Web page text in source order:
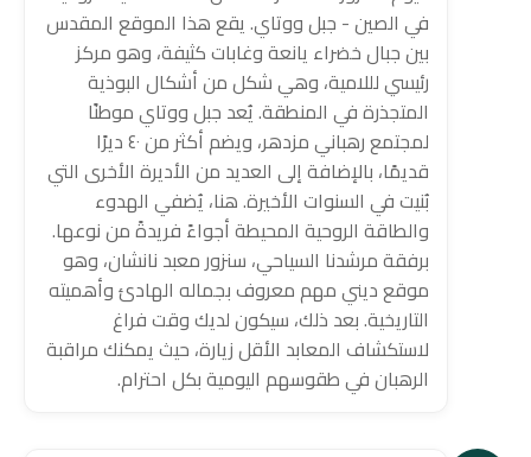
في الصين - جبل ووتاي. يقع هذا الموقع المقدس
بين جبال خضراء يانعة وغابات كثيفة، وهو مركز
رئيسي لللامية، وهي شكل من أشكال البوذية
المتجذرة في المنطقة. يُعد جبل ووتاي موطنًا
لمجتمع رهباني مزدهر، ويضم أكثر من ٤٠ ديرًا
قديمًا، بالإضافة إلى العديد من الأديرة الأخرى التي
بُنيت في السنوات الأخيرة. هنا، يُضفي الهدوء
والطاقة الروحية المحيطة أجواءً فريدةً من نوعها.
برفقة مرشدنا السياحي، سنزور معبد نانشان، وهو
موقع ديني مهم معروف بجماله الهادئ وأهميته
التاريخية. بعد ذلك، سيكون لديك وقت فراغ
لاستكشاف المعابد الأقل زيارة، حيث يمكنك مراقبة
الرهبان في طقوسهم اليومية بكل احترام.